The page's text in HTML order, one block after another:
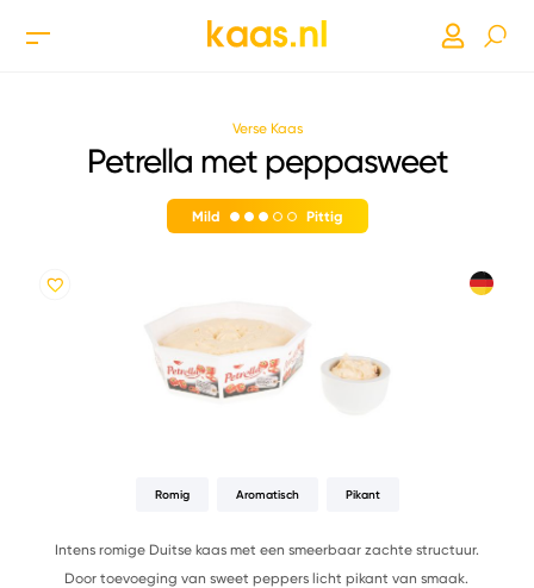
Verse Kaas
Petrella met peppasweet
Mild Pittig
Romig Aromatisch Pikant
Intens romige Duitse kaas met een smeerbaar zachte structuur.
Door toevoeging van sweet peppers licht pikant van smaak.